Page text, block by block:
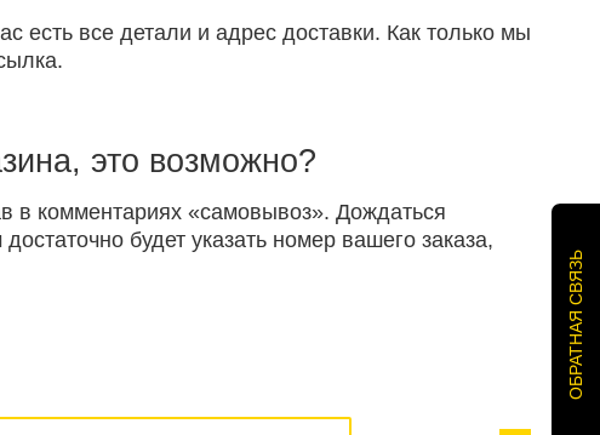
есть все детали и адрес доставки. Как только мы
это возможно?
в комментариях «самовывоз». Дождаться
будет указать номер вашего заказа,
ОБРАТНАЯ СВЯЗЬ